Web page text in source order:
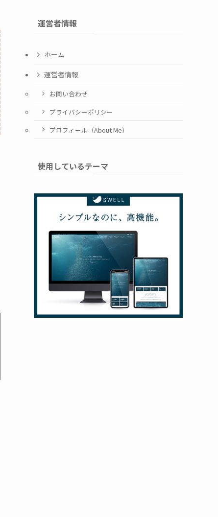
運営者情報
ホーム
運営者情報
お問い合わせ
プライバシーポリシー
プロフィール（About Me）
使用しているテーマ